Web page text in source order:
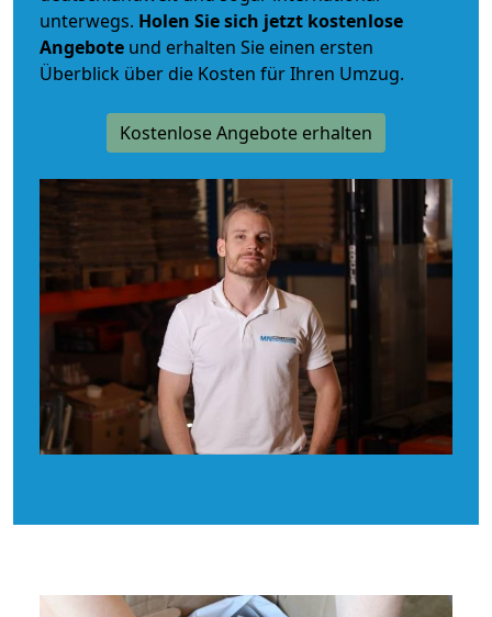
unterwegs. Holen Sie sich jetzt kostenlose
Angebote und erhalten Sie einen ersten
Überblick über die Kosten für Ihren Umzug.
Kostenlose Angebote erhalten